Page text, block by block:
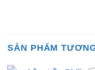
SẢN PHẨM